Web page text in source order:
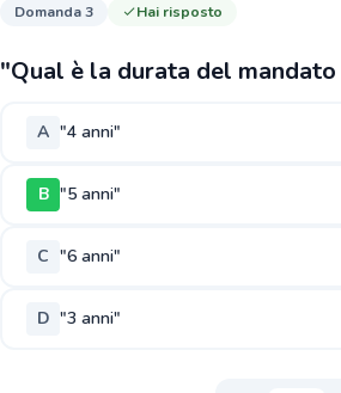
Domanda 3 Hai risposto
"Qual è la durata del
A "4 anni"
B "5 anni"
C "6 anni"
D "3 anni"